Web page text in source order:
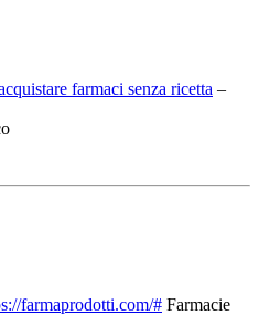
farmaci senza ricetta –
farmaprodotti.com/# Farmacie